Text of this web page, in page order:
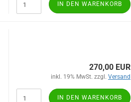
IN DEN WARENKORB
270,00 EUR
inkl. 19% MwSt. zzgl. Versand
IN DEN WARENKORB